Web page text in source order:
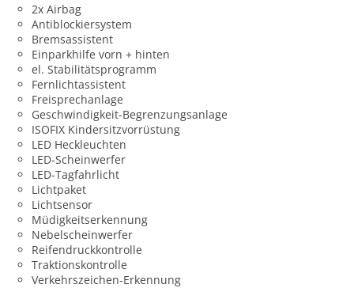
2x Airbag
Antiblockiersystem
Bremsassistent
Einparkhilfe vorn + hinten
el. Stabilitätsprogramm
Fernlichtassistent
Freisprechanlage
Geschwindigkeit-Begrenzungsanlage
ISOFIX Kindersitzvorrüstung
LED Heckleuchten
LED-Scheinwerfer
LED-Tagfahrlicht
Lichtpaket
Lichtsensor
Müdigkeitserkennung
Nebelscheinwerfer
Reifendruckkontrolle
Traktionskontrolle
Verkehrszeichen-Erkennung